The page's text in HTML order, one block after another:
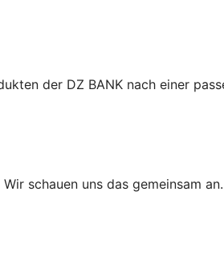
der DZ BANK nach einer
schauen uns das gemeinsam an.